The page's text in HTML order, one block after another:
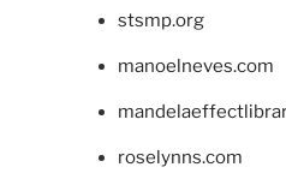
stsmp.org
manoelneves.com
roselynns.com